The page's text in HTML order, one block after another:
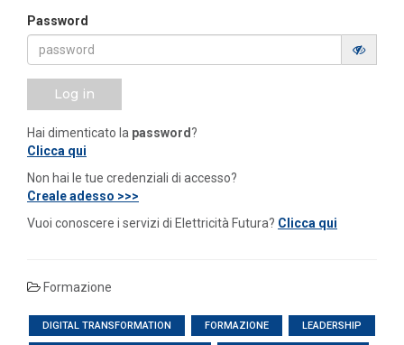
Password
Log in
Hai dimenticato la password?
Clicca qui
Non hai le tue credenziali di accesso?
Creale adesso >>>
Vuoi conoscere i servizi di Elettricità Futura? Clicca qui
Formazione
DIGITAL TRANSFORMATION FORMAZIONE LEADERSHIP